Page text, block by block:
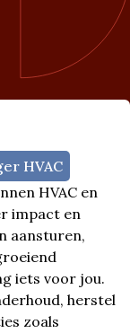
HVAC
HVAC en
impact en
aansturen,
iets voor jou.
herstel
zoals